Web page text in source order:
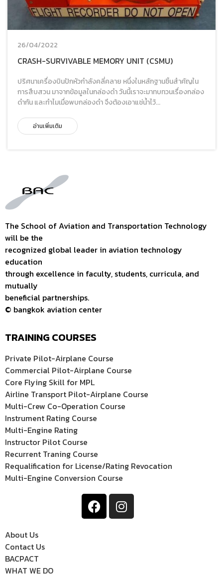
26/04/2022
CRASH-SURVIVABLE MEMORY UNIT (CSMU)
ปริศนาเครื่องบินปักหัวกำลังคลี่คลาย หนึ่งในหลักฐานชิ้นสำคัญใน
การสืบสวน มาจากข้อมูลในกล่องดำ วันนี้เราจะมาทบทวนเรื่องกล่อง
ดำกัน และทำไมเมื่อพบกล่องดำ จึงต้องเอาแช่น้ำไว้...
อ่านเพิ่มเติม
The School of Aviation and Transportation Technology
will be the
recognized global leader in aviation technology
education
through excellence in faculty, students, curricula, and
mutually
beneficial partnerships.
© bangkok aviation center
TRAINING COURSES
Private Pilot-Airplane Course
Commercial Pilot-Airplane Course
Core Flying Skill for MPL
Airline Transport Pilot-Airplane Course
Multi-Crew Co-Operation Course
Instrument Rating Course
Multi-Engine Rating
Instructor Pilot Course
Recurrent Traning Course
Requalification for License/Rating Revocation
Multi-Engine Conversion Course
About Us
Contact Us
BACPACT
WHAT WE DO